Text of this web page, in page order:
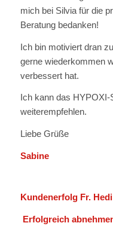
mich bei Silvia für die
Beratung bedanken!
Ich bin motiviert dran
gerne wiederkommen
verbessert hat.
Ich kann das HYPOXI-
weiterempfehlen.
Liebe Grüße
Sabine
Kundenerfolg Fr.
Erfolgreich